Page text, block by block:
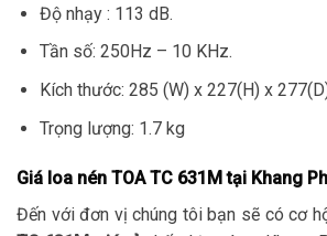
Độ nhạy : 113 dB.
Tần số: 250Hz – 10 KHz.
Kích thước: 285 (W) x 227(H) x
Trọng lượng: 1.7 kg
Giá loa nén TOA TC 631M tại Khang
Đến với đơn vị chúng tôi bạn sẽ có cơ